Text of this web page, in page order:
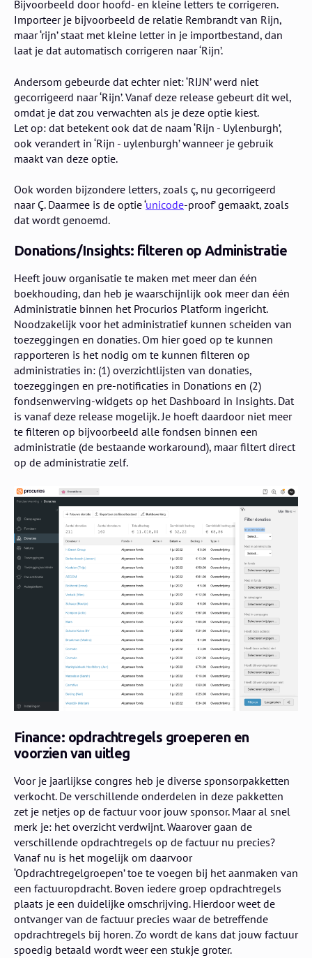
Bijvoorbeeld door hoofd- en kleine letters te corrigeren.
Importeer je bijvoorbeeld de relatie Rembrandt van Rijn,
maar ‘rijn’ staat met kleine letter in je importbestand, dan
laat je dat automatisch corrigeren naar ‘Rijn’.
Andersom gebeurde dat echter niet: ‘RIJN’ werd niet
gecorrigeerd naar ‘Rijn’. Vanaf deze release gebeurt dit wel,
omdat je dat zou verwachten als je deze optie kiest.
Let op: dat betekent ook dat de naam ‘Rijn - Uylenburgh’,
ook verandert in ‘Rijn - uylenburgh’ wanneer je gebruik
maakt van deze optie.
Ook worden bijzondere letters, zoals ç, nu gecorrigeerd
naar Ç. Daarmee is de optie ‘unicode-proof’ gemaakt, zoals
dat wordt genoemd.
Donations/Insights: filteren op Administratie
Heeft jouw organisatie te maken met meer dan één
boekhouding, dan heb je waarschijnlijk ook meer dan één
Administratie binnen het Procurios Platform ingericht.
Noodzakelijk voor het administratief kunnen scheiden van
toezeggingen en donaties. Om hier goed op te kunnen
rapporteren is het nodig om te kunnen filteren op
administraties in: (1) overzichtlijsten van donaties,
toezeggingen en pre-notificaties in Donations en (2)
fondsenwerving-widgets op het Dashboard in Insights. Dat
is vanaf deze release mogelijk. Je hoeft daardoor niet meer
te filteren op bijvoorbeeld alle fondsen binnen een
administratie (de bestaande workaround), maar filtert direct
op de administratie zelf.
Finance: opdrachtregels groeperen en
voorzien van uitleg
Voor je jaarlijkse congres heb je diverse sponsorpakketten
verkocht. De verschillende onderdelen in deze pakketten
zet je netjes op de factuur voor jouw sponsor. Maar al snel
merk je: het overzicht verdwijnt. Waarover gaan de
verschillende opdrachtregels op de factuur nu precies?
Vanaf nu is het mogelijk om daarvoor
‘Opdrachtregelgroepen’ toe te voegen bij het aanmaken van
een factuuropdracht. Boven iedere groep opdrachtregels
plaats je een duidelijke omschrijving. Hierdoor weet de
ontvanger van de factuur precies waar de betreffende
opdrachtregels bij horen. Zo wordt de kans dat jouw factuur
spoedig betaald wordt weer een stukje groter.